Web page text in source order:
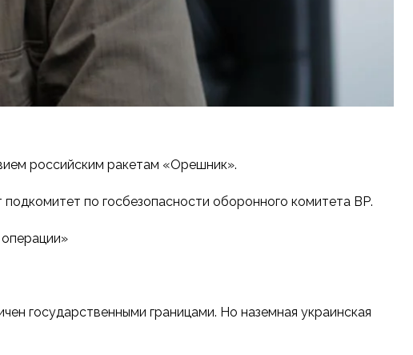
российским ракетам «Орешник».
по госбезопасности оборонного комитета ВР.
государственными границами. Но наземная украинская